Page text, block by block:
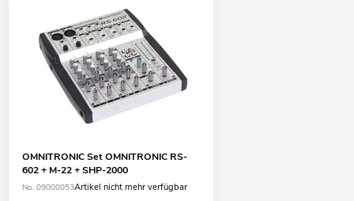
OMNITRONIC Set OMNITRONIC RS-
602 + M-22 + SHP-2000
No. 09000053Artikel nicht mehr verfügbar